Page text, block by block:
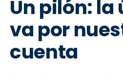
Un pilón:
va por
cuenta